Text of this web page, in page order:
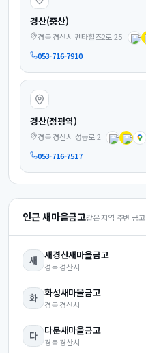
경산(중산)
경북 경산시 펜타힐즈2로 25
053-716-7910
경산(정평역)
경북 경산시 성동로 2
053-716-7517
인근 새마을금고같은 지역 주변 금고
새 새경산새마을금고
경북 경산시
화 화성새마을금고
경북 경산시
다 다문새마을금고
경북 경산시